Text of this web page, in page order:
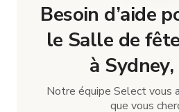
Besoin d’aide
le Salle de
à
Notre équipe Select vous
que vous